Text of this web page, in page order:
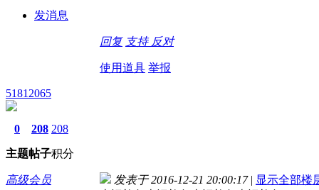
发消息
回复 支持 反对
使用道具 举报
51812065
0
主题
208
帖子
208
积分
高级会员 发表于 2016-12-21 20:00:17 | 显示全部楼